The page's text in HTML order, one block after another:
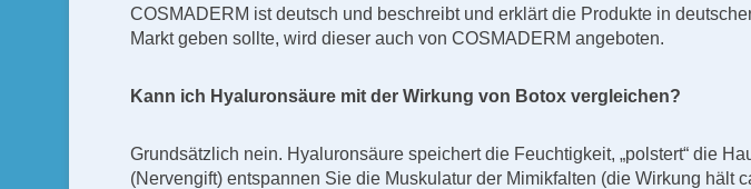
COSMADERM ist deutsch und beschreibt und erklärt die Produkte in
Markt geben sollte, wird dieser auch von COSMADERM angeboten.
Kann ich Hyaluronsäure mit der Wirkung von Botox vergleichen?
Grundsätzlich nein. Hyaluronsäure speichert die Feuchtigkeit, „polstert“ die
(Nervengift) entspannen Sie die Muskulatur der Mimikfalten (die Wirkung hält